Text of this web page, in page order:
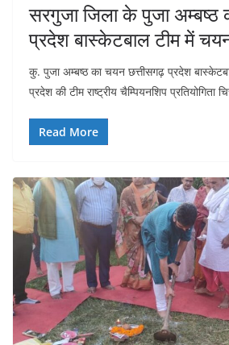
सरगुजा जिला के पुजा अम्बष्ठ
प्रदेश बास्केटबाल टीम में
कु. पुजा अम्बष्ठ का चयन छत्तीसगढ़ प्रदेश
प्रदेश की टीम राष्ट्रीय चैम्पियनशिप प्रतियोगिता
Read More